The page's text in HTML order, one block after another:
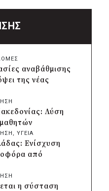
δέντρα στην
για
έργων της
Συμβάσεις
των
και
συμμετείχαν
αναβάθμισης
της νέας
Λύση
, ΥΓΕΙΑ
Ενίσχυση
από
η σύσταση